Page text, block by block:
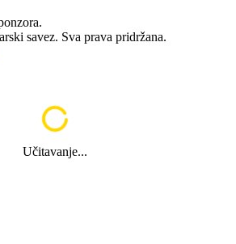
savez. Sva prava pridržana.
Učitavanje...